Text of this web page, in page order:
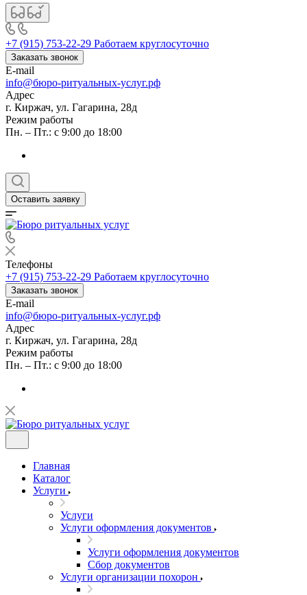
+7 (915) 753-22-29 Работаем круглосуточно
Заказать звонок
E-mail
info@бюро-ритуальных-услуг.рф
Адрес
г. Киржач, ул. Гагарина, 28д
Режим работы
Пн. – Пт.: с 9:00 до 18:00
Оставить заявку
Телефоны
+7 (915) 753-22-29 Работаем круглосуточно
Заказать звонок
E-mail
info@бюро-ритуальных-услуг.рф
Адрес
г. Киржач, ул. Гагарина, 28д
Режим работы
Пн. – Пт.: с 9:00 до 18:00
Главная
Каталог
Услуги
Услуги
Услуги оформления документов
Услуги оформления документов
Сбор документов
Услуги организации похорон